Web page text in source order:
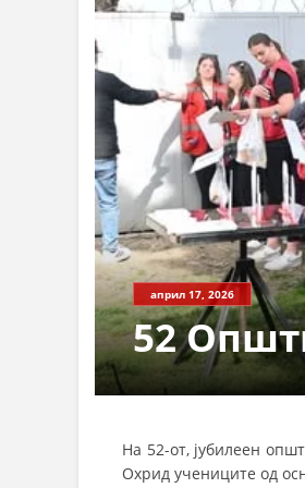
април 17, 2026
52
На 52-от, јубилеен
Охрид учениците од